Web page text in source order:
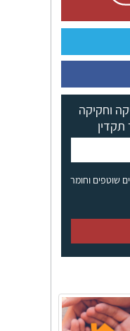
וחקיקה
תקדין
שוטפים וחומר